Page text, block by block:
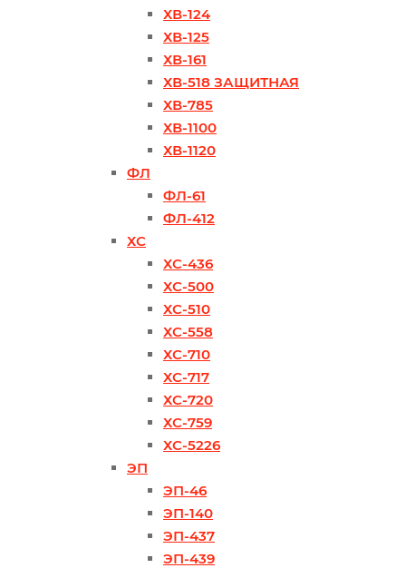
ХВ-124
ХВ-125
ХВ-161
ХВ-518 ЗАЩИТНАЯ
ХВ-785
ХВ-1100
ХВ-1120
ФЛ
ФЛ-61
ФЛ-412
ХС
ХС-436
ХС-500
ХС-510
ХС-558
ХС-710
ХС-717
ХС-720
ХС-759
ХС-5226
ЭП
ЭП-46
ЭП-140
ЭП-437
ЭП-439